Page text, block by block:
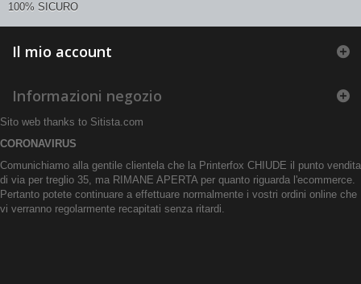
100% SICURO
Il mio account
Informazioni negozio
Sito web thanks to Sitista.com
CORONAVIRUS
Comunichiamo alla gentile clientela che la Printerfox CHIUDE il punto vendita
di via per treglio 35, ma RIMANE APERTA per quanto riguarda l'ecommerce.
Pertanto potete continuare a effettuare normalmente i vostri ordini online che
vi verranno regolarmente recapitati senza ritardi.